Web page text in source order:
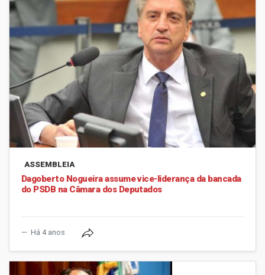
ASSEMBLEIA
Dagoberto Nogueira assume vice-liderança da bancada
do PSDB na Câmara dos Deputados
Há 4 anos